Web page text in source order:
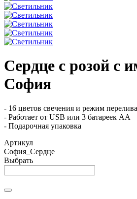
Сердце с розой с
София
- 16 цветов свечения и режим
- Работает от USB или 3 батареек АА
- Подарочная упаковка
Артикул
София_Сердце
Выбрать